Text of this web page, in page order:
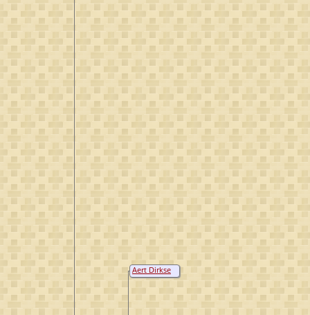
Aert Dirkse
van de Sandt